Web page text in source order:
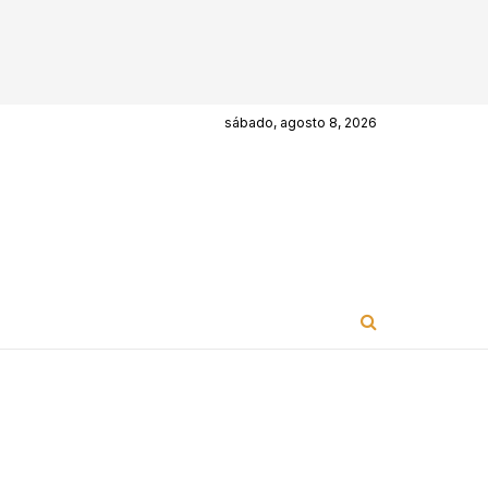
sábado, agosto 8, 2026